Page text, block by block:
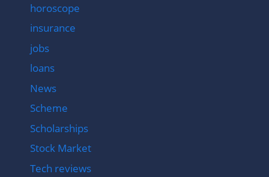
horoscope
insurance
jobs
loans
News
Scheme
Scholarships
Stock Market
Tech reviews